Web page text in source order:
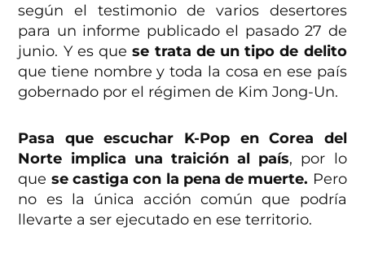
según el testimonio de varios desertores
para un informe publicado el pasado 27 de
junio. Y es quese trata de un tipo de delito
que tiene nombre y toda la cosa en ese país
gobernado por el régimen de Kim Jong-Un.
Pasa que escuchar K-Pop en Corea del
Norte implica una traición al país, por lo
que se castiga con la pena de muerte. Pero
no es la única acción común que podría
llevarte a ser ejecutado en ese territorio.